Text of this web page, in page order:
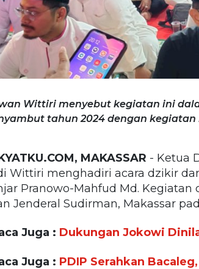
Wittiri menyebut kegiatan ini
tahun 2024 dengan
MAKASSAR - Ketua
Wittiri menghadiri acara dzikir
Pranowo-Mahfud Md. Kegiatan
Jenderal Sudirman, Makassar
Juga : Dukungan Jokowi
Juga : PDIP Serahkan